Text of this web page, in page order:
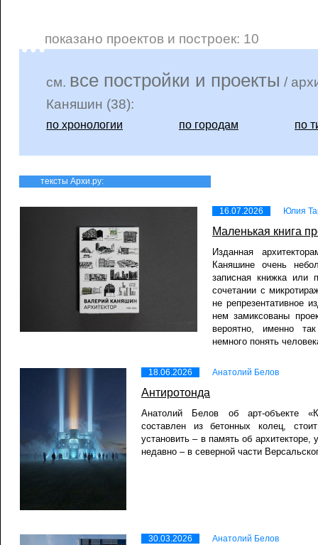
показано проектов и построек: 10
см. все постройки и проекты /
Каняшин (38):
по хронологии по городам по
тексты Архи.ру:
16.07.2026 Юлия
Маленькая книга
Изданная
Каняшине очень
записная книжка или
сочетании с
не репрезентативное
нем замиксованы
вероятно, именно
немного понять
18.06.2026 Анатолий Белов
Антиротонда
Анатолий Белов об арт-объекте
составлен из бетонных колец,
установить – в память об
недавно – в северной части
30.03.2026 Анатолий Белов